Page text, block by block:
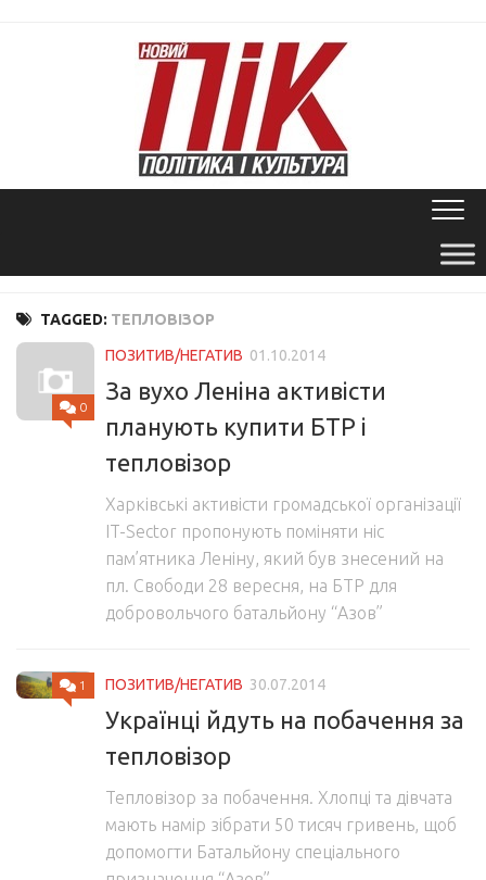
TAGGED: ТЕПЛОВІЗОР
0
ПОЗИТИВ/НЕГАТИВ 01.10.2014
За вухо Леніна активісти
планують купити БТР і
тепловізор
Харківські активісти громадської організації
IT-Sector пропонують поміняти ніс
пам’ятника Леніну, який був знесений на
пл. Свободи 28 вересня, на БТР для
добровольчого батальйону “Азов”
1 ПОЗИТИВ/НЕГАТИВ 30.07.2014
Українці йдуть на побачення за
тепловізор
Тепловізор за побачення. Хлопці та дівчата
мають намір зібрати 50 тисяч гривень, щоб
допомогти Батальйону спеціального